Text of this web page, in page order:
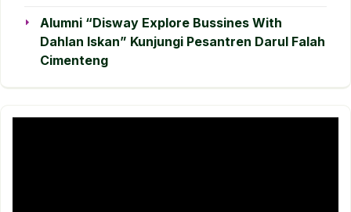
Alumni “Disway Explore Bussines With
Dahlan Iskan” Kunjungi Pesantren Darul Falah
Cimenteng